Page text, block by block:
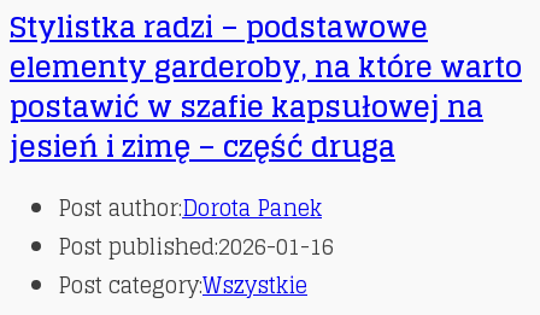
Stylistka radzi – podstawowe
elementy garderoby, na które warto
postawić w szafie kapsułowej na
jesień i zimę – część druga
Post author:Dorota Panek
Post published:2026-01-16
Post category:Wszystkie